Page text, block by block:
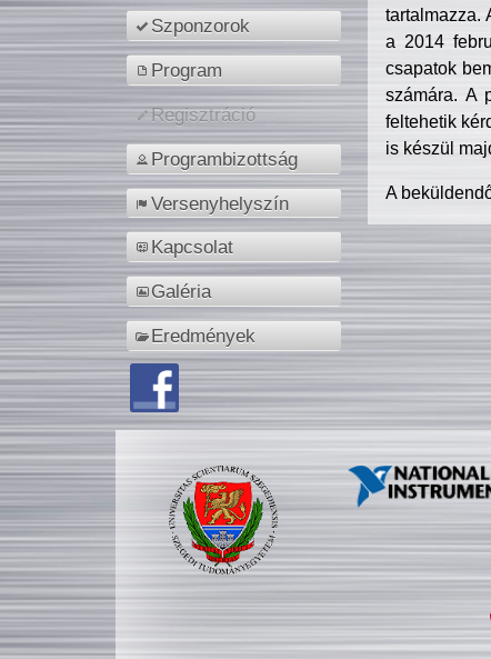
Szponzorok
Program
Regisztráció
Programbizottság
Versenyhelyszín
Kapcsolat
Galéria
Eredmények
tartalmazza.
a 2014
csapatok
számára. A
feltehetik
is készül
A